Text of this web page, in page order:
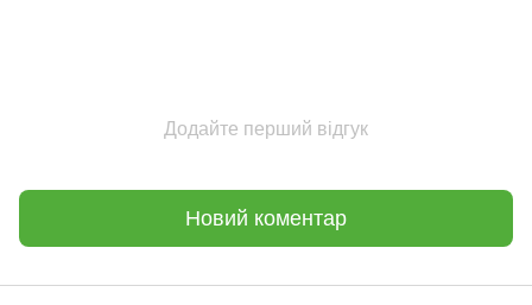
Додайте перший відгук
Новий коментар